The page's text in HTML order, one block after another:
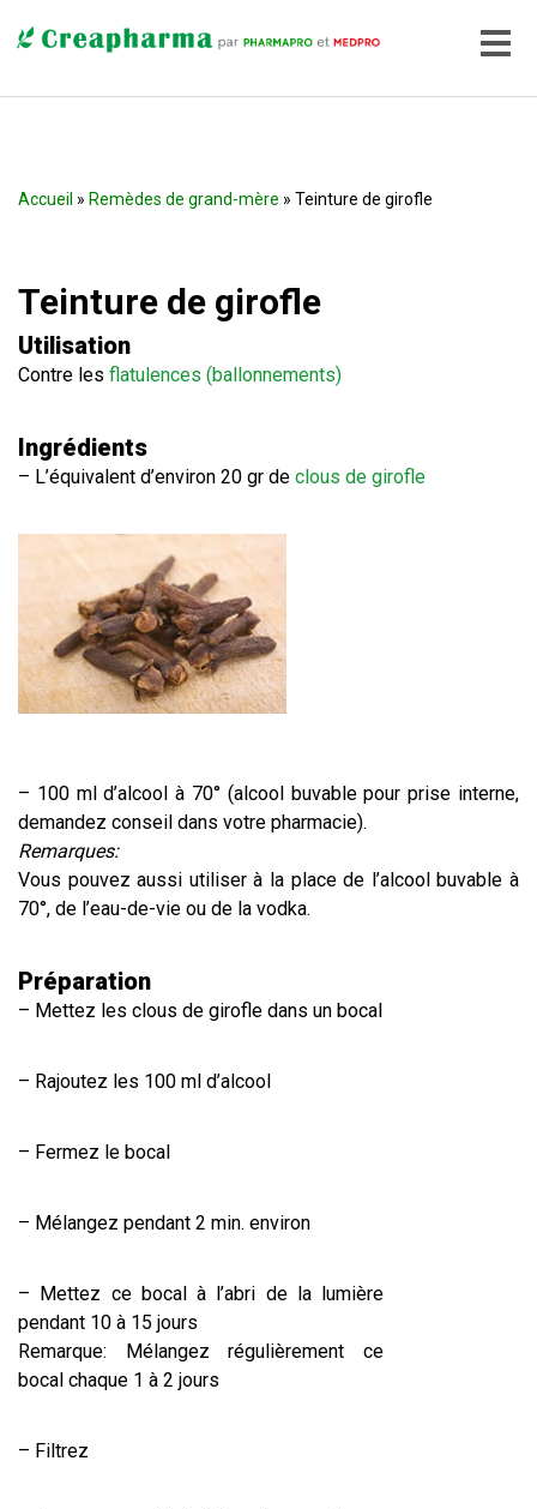
Accueil » Remèdes de grand-mère » Teinture de girofle
Teinture de girofle
Utilisation
Contre les flatulences (ballonnements)
Ingrédients
– L’équivalent d’environ 20 gr de clous de girofle
– 100 ml d’alcool à 70° (alcool buvable pour prise interne,
demandez conseil dans votre pharmacie).
Remarques:
Vous pouvez aussi utiliser à la place de l’alcool buvable à
70°, de l’eau-de-vie ou de la vodka.
Préparation
– Mettez les clous de girofle dans un bocal
– Rajoutez les 100 ml d’alcool
– Fermez le bocal
– Mélangez pendant 2 min. environ
– Mettez ce bocal à l’abri de la lumière
pendant 10 à 15 jours
Remarque: Mélangez régulièrement ce
bocal chaque 1 à 2 jours
– Filtrez